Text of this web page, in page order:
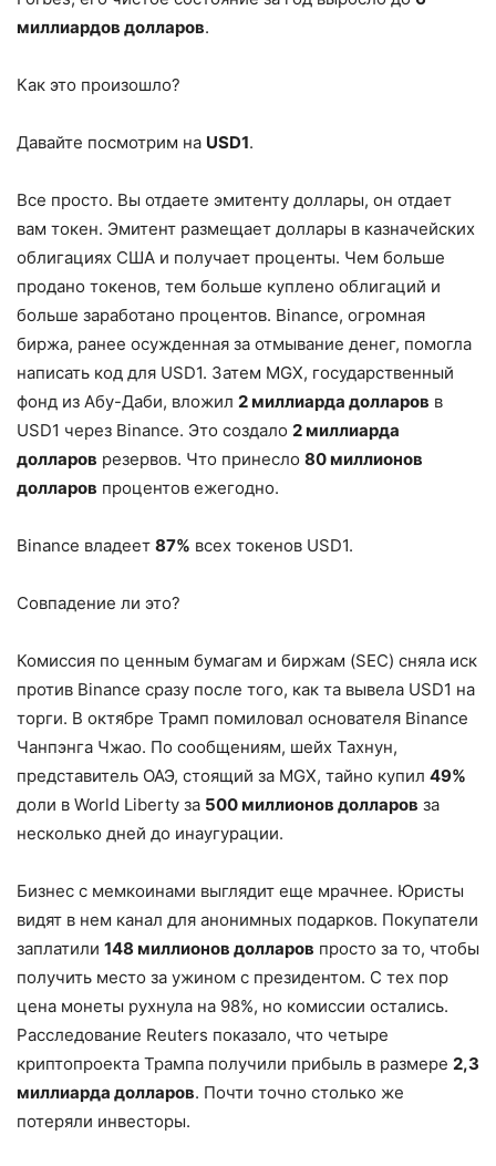
миллиардов долларов.
Как это произошло?
Давайте посмотрим на USD1.
Все просто. Вы отдаете эмитенту доллары, он отдает
вам токен. Эмитент размещает доллары в казначейских
облигациях США и получает проценты. Чем больше
продано токенов, тем больше куплено облигаций и
больше заработано процентов. Binance, огромная
биржа, ранее осужденная за отмывание денег, помогла
написать код для USD1. Затем MGX, государственный
фонд из Абу-Даби, вложил 2 миллиарда долларов в
USD1 через Binance. Это создало 2 миллиарда
долларов резервов. Что принесло 80 миллионов
долларов процентов ежегодно.
Binance владеет 87% всех токенов USD1.
Совпадение ли это?
Комиссия по ценным бумагам и биржам (SEC) сняла иск
против Binance сразу после того, как та вывела USD1 на
торги. В октябре Трамп помиловал основателя Binance
Чанпэнга Чжао. По сообщениям, шейх Тахнун,
представитель ОАЭ, стоящий за MGX, тайно купил 49%
доли в World Liberty за 500 миллионов долларов за
несколько дней до инаугурации.
Бизнес с мемкоинами выглядит еще мрачнее. Юристы
видят в нем канал для анонимных подарков. Покупатели
заплатили 148 миллионов долларов просто за то, чтобы
получить место за ужином с президентом. С тех пор
цена монеты рухнула на 98%, но комиссии остались.
Расследование Reuters показало, что четыре
криптопроекта Трампа получили прибыль в размере 2,3
миллиарда долларов. Почти точно столько же
потеряли инвесторы.